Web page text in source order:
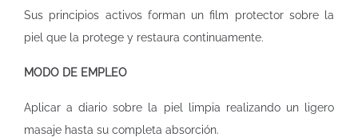
Sus principios activos forman un film protector sobre la
piel que la protege y restaura continuamente.
MODO DE EMPLEO
Aplicar a diario sobre la piel limpia realizando un ligero
masaje hasta su completa absorción.